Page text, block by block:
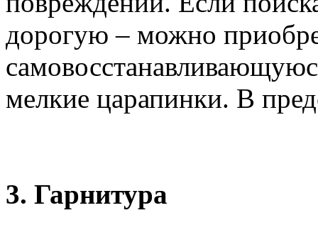
дорогую – можно
мелкие царапинки. В
3. Гарнитура